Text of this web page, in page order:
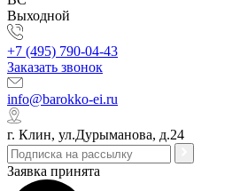
Выходной
+7 (495) 790-04-43
Заказать звонок
info@barokko-ei.ru
г. Клин, ул.Дурыманова, д.24
Заявка принята